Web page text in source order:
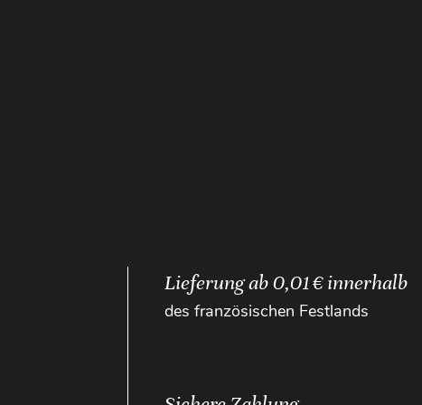
Lieferung ab 0,01 € innerhalb
des französischen Festlands